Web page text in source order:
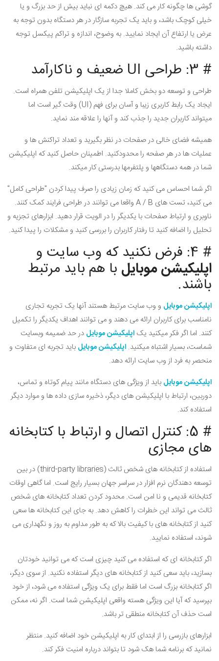
گوشی ها چگونه کار می کند. هیچ دکمه ای نباید بیش از حد بزرگ و یا
خیلی کوچک باشد، و باید یک تجربه سازگار در هر دستگاه بدون توجه به
عرض یا ارتفاع آن ایجاد نمایید. به وضوح، اندازه و تراکم پیکسل توجه
داشته باشید.
# 3: طراحی UI ضعیف و ناکارآمد
طراحی و توسعه دو بخش کاملا جدا از یک اپلیکیشن تلفن همراه است.
ایجاد یک رابط کاربری زیبا و آسان برای فهم (UI) وقت گیر است اما
میتواند کاربران جدید را جذب کند و آنها را علاقه مند نماید.
همیشه فضای خالی در صفحات در نظر بگیرید و تعداد تراکنش ها و
عملیات ها در هر صفحه را محدودکنید. اطمینان حاصل کنید که اپلیکیشن
شما در همه دستگاهها و پلتفرمها بدرستی کار میکند.
اگر شما احساس می کنید که زمان زیادی را صرف پیدا کردن "طراحی کامل"
می کنید، تست های A / B واقعا می توانند در طراحی فرایند کمک کنند.
ناوبری و ارتباط صفحات با یکدیگر را در الویت قرار دهید. ابزارهای تجزیه و
تحلیل را اضافه کنید تا رفتار کاربران را بررسی کنید و مشکلات را پیدا کنید.
# 4: فرض نکنید که وب سایت و
اپلیکیشن موبایل با هم باید مرتبط
باشند.
اپلیکیشن موبایل و وب سایت مرتبط هستند آنها یک تجربه تجاری
نامناسب برای کاربران ارائه می دهند و می توانند اهداف یکدیگر را تکمیل
کنند. اما اگر فکر میکنید یک اپلیکیشن موبایل در حد ضمیمه وبسایت
شماست، بسیار اشتباه میکنید. اپلیکیشن موبایل باید تجربه ای متفاوت و
منحصر به فرد از وب سایت ارائه دهد.
اپلیکیشن موبایل باید از ویژگی های دستگاه مانند پیام کوتاه و تماس،
دوربین، ارتباط با اپلیکیشن های دیگر، ذخیره سازی داده ها و موارد دیگر
استفاده کند.
# 5: کنترل اتصال و ارتباط با کتابخانه
های مجازی
استفاده از کتابخانه های شخص ثالث (third-party libraries) در بین
توسعه دهندگان نرم افزار در سراسر جهان بسیار رایج است. اما گاهی اوقات
کتابخانه قدیمی و نا امن است. محدود کردن تعداد کتابخانه های شخص
ثالث می تواند این خطرات را کاهش دهد. به جای این کتابخانه ها سعی
کنید از کتابخانه های با کیفیت بالا که به طور مداوم به روز و نگهداری می
شوند، استفاده نمایید.
اگر کتابخانه ای که استفاده می کنید چیزی است که می توانید خودتان
بسازید، باید سعی کنید از کتابخانه های دیگر استفاده نکنید. از سوی دیگر،
اگر کتابخانه بزرگ است اما فقط برای یک ویژگی استفاده می شود، از خود
بپرسید که آیا این ویژگی هسته واقعی اپلیکیشن شما است. اگر نه، ممکن
است حذف آن کتابخانه منطقی تر باشد.
ابزارهای بازرسی را از ابتدای کار به اپلیکیشن خود اضافه کنید. منتظر
نمانید که برنامه شما هک شود تا بتواند درباره امنیت فکر کند.